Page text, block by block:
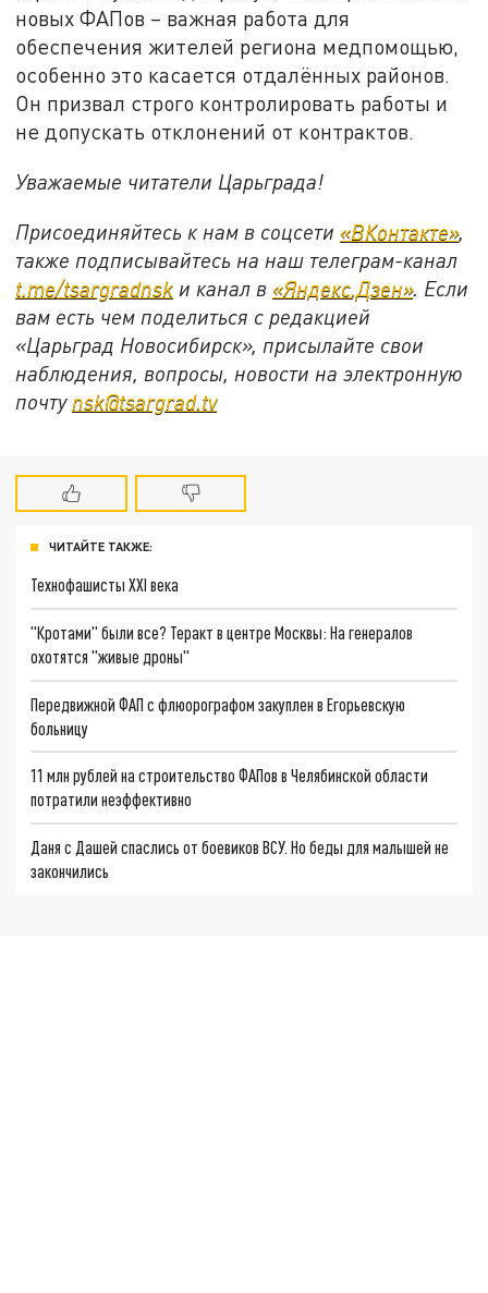
новых ФАПов – важная работа для
обеспечения жителей региона медпомощью,
особенно это касается отдалённых районов.
Он призвал строго контролировать работы и
не допускать отклонений от контрактов.
Уважаемые читатели Царьграда!
Присоединяйтесь к нам в соцсети «ВКонтакте»,
также подписывайтесь на наш телеграм-канал
t.me/tsargradnsk и канал в «Яндекс.Дзен». Если
вам есть чем поделиться с редакцией
«Царьград Новосибирск», присылайте свои
наблюдения, вопросы, новости на электронную
почту nsk@tsargrad.tv
ЧИТАЙТЕ ТАКЖЕ:
Технофашисты XXI века
"Кротами" были все? Теракт в центре Москвы: На генералов
охотятся "живые дроны"
Передвижной ФАП с флюорографом закуплен в Егорьевскую
больницу
11 млн рублей на строительство ФАПов в Челябинской области
потратили неэффективно
Даня с Дашей спаслись от боевиков ВСУ. Но беды для малышей не
закончились